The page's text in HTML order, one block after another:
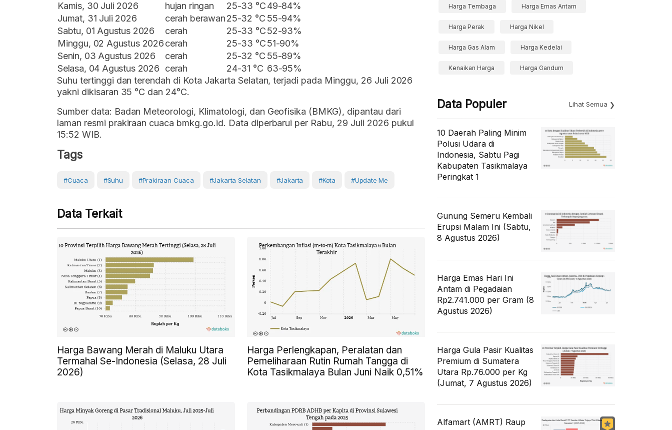
Kamis, 30 Juli 2026
hujan ringan 25-33 °C49-84%
Jumat, 31 Juli 2026
cerah berawan25-32 °C 55-94%
Sabtu, 01 Agustus 2026
cerah 25-33 °C52-93%
Minggu, 02 Agustus 2026cerah 25-33 °C51-90%
Senin, 03 Agustus 2026
cerah 25-32 °C 55-89%
Selasa, 04 Agustus 2026
cerah 24-31 °C 63-95%
Suhu tertinggi dan terendah di Kota Jakarta Selatan, terjadi pada Minggu, 26 Juli 2026
yakni dikisaran 35 °C dan 24°C.
Sumber data: Badan Meteorologi, Klimatologi, dan Geofisika (BMKG), dipantau dari
laman resmi prakiraan cuaca bmkg.go.id. Data diperbarui per Rabu, 29 Juli 2026 pukul
15:52 WIB.
Tags
#cuaca #Suhu #prakiraan Cuaca #Jakarta Selatan #Jakarta #Kota #Update Me
Data Terkait
Harga Bawang Merah di Maluku Utara
Termahal Se-Indonesia (Selasa, 28 Juli
2026)
Harga Perlengkapan, Peralatan dan
Pemeliharaan Rutin Rumah Tangga di
Kota Tasikmalaya Bulan Juni Naik 0,51%
Harga Tembaga Harga Emas Antam
Harga Perak Harga Nikel
Harga Gas Alam Harga Kedelai
Kenaikan Harga Harga Gandum
Data Populer Lihat Semua
10 Daerah Paling Minim
Polusi Udara di
Indonesia, Sabtu Pagi
Kabupaten Tasikmalaya
Peringkat 1
Gunung Semeru Kembali
Erupsi Malam Ini (Sabtu,
8 Agustus 2026)
Harga Emas Hari Ini
Antam di Pegadaian
Rp2.741.000 per Gram (8
Agustus 2026)
Harga Gula Pasir Kualitas
Premium di Sumatera
Utara Rp.76.000 per Kg
(Jumat, 7 Agustus 2026)
Alfamart (AMRT) Raup